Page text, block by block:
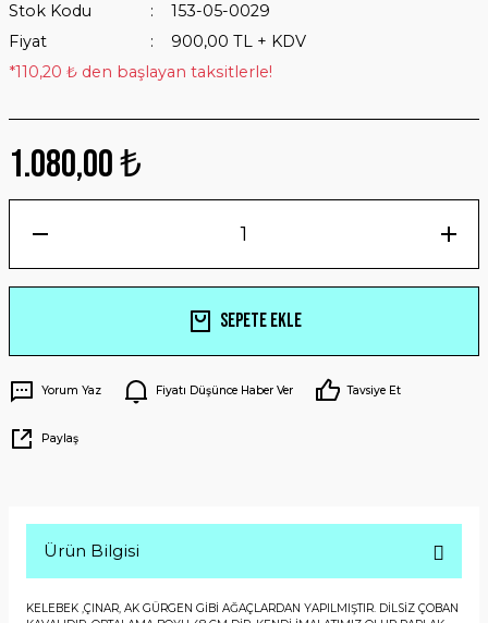
Stok Kodu
153-05-0029
Fiyat
900,00 TL + KDV
*110,20 ₺ den başlayan taksitlerle!
1.080,00 ₺
Sepete Ekle
Yorum Yaz Fiyatı Düşünce Haber Ver Tavsiye Et
Paylaş
Ürün Bilgisi
KELEBEK ,ÇINAR, AK GÜRGEN GİBİ AĞAÇLARDAN YAPILMIŞTIR. DİLSİZ ÇOBAN